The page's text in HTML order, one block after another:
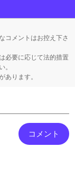
おおおおお
されるｗｗｗｗｗｗｗ
コメントはお控え下さ
必要に応じて法的措置
。
あります。